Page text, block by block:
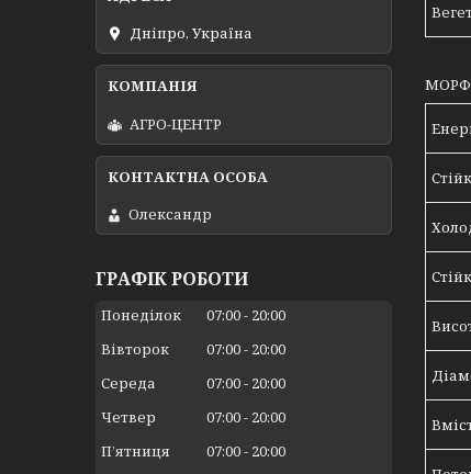
Дніпро, Україна
АГРО-ЦЕНТР
Олександр
ГРАФІК РОБОТИ
Понеділок 07:00
20:00
Вівторок
07:00
20:00
Середа
07:00
20:00
Четвер
07:00
20:00
Пʼятниця
07:00
20:00